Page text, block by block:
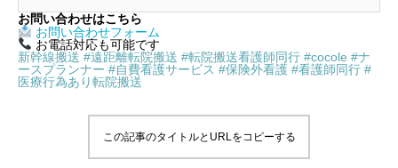
した患者の航空機による転院搬送に
関するお問い合わせが増加。特に、
専門的な医療ケアを必要とする患者
様の移送をスムーズに行うためのニ
お問い合わせはこちら
お問い合わせフォーム
お電話対応も可能です
新幹線搬送 #遠距離転院搬送 #転院搬送看護師同行 #cocole #ナ
ースプランナー #自費看護サービス #保険外看護 #看護師同行 #
医療行為あり転院搬送
この記事のタイトルとURLをコピーする